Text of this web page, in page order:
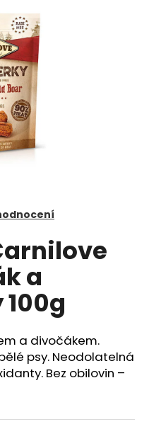
a
a divočákem.
psy. Neodolatelná
Bez obilovin –